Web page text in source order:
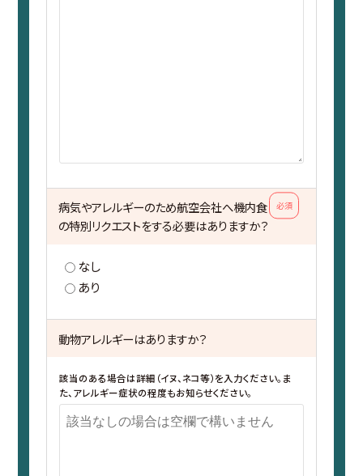
必須
病気やアレルギーのため航空会社へ機内食
の特別リクエストをする必要はありますか？
なし
あり
動物アレルギーはありますか？
該当のある場合は詳細（イヌ、ネコ等）を入力ください。ま
た、アレルギー症状の程度もお知らせください。